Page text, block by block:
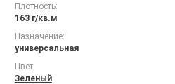
Плотность:
163 г/кв.м
Назначение:
универсальная
Цвет:
Зеленый